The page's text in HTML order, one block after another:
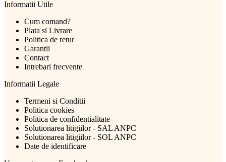
Informatii Utile
Cum comand?
Plata si Livrare
Politica de retur
Garantii
Contact
Intrebari frecvente
Informatii Legale
Termeni si Conditii
Politica cookies
Politica de confidentialitate
Solutionarea litigiilor - SAL ANPC
Solutionarea litigiilor - SOL ANPC
Date de identificare